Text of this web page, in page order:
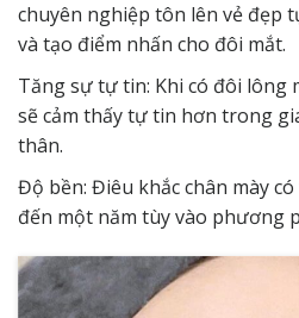
chuyên nghiệp tôn lên vẻ đẹp
và tạo điểm nhấn cho đôi mắt.
Tăng sự tự tin: Khi có đôi lông
sẽ cảm thấy tự tin hơn trong
thân.
Độ bền: Điêu khắc chân mày
đến một năm tùy vào phương